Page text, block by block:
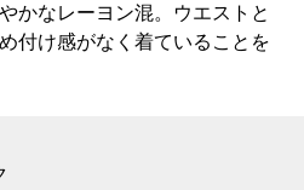
かなレーヨン混。ウエストと
付け感がなく着ていることを